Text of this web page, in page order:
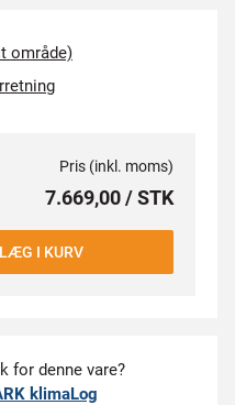
område)
Pris (inkl. moms)
7.669,00 / STK
LÆG I KURV
for denne vare?
klimaLog